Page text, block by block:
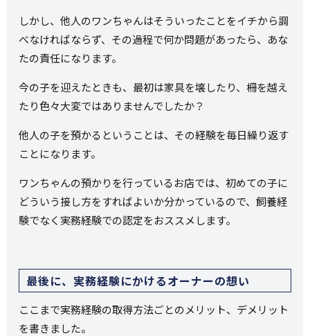
しかし、他人のワンちゃんはそういったことをイチから調
べなければならず、その過程で何か問題があったら、あな
たの責任になります。
今の子を迎えたときも、最初は家具を壊したり、柵を越え
たり色々大変ではありませんでしたか？
他人の子を預かるということは、その経験を毎日繰り返す
ことになります。
ワンちゃんの預かりを行っているお店では、初めての子に
どういう接し方をすればよいか分かっているので、飼養経
験でなく実務経験での認定をおススメします。
最後に、実務経験にかけるオーナーの想い
ここまで実務経験の取得方法ごとのメリット、デメリット
を書きました。